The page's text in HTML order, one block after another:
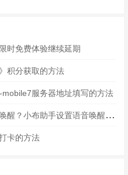
时免费体验继续延期
积分获取的方法
服务器地址填写的方法
小布智能语音助手如何设置语音唤醒？小布助手设置语音唤醒的方法
卡的方法